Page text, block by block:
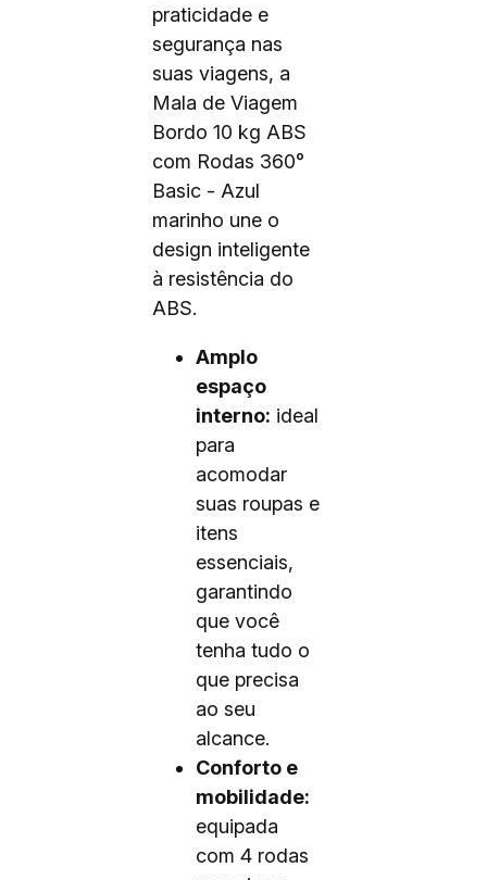
praticidade e
segurança nas
suas viagens, a
Mala de Viagem
Bordo 10 kg ABS
com Rodas 360°
Basic - Azul
marinho une o
design inteligente
à resistência do
ABS.
Amplo
espaço
interno: ideal
para
acomodar
suas roupas e
itens
essenciais,
garantindo
que você
tenha tudo o
que precisa
ao seu
alcance.
Conforto e
mobilidade:
equipada
com 4 rodas